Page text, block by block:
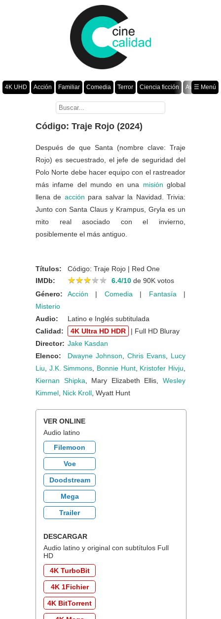
4K UHD Acción Familiar Comedia Terror Ciencia ficción
Aventura
Romance Fantasía Drama Animación Crimen
☰ Menú
Código: Traje Rojo (2024)
Después de que Santa (nombre clave: Traje
Rojo) es secuestrado, el jefe de seguridad del
Polo Norte debe hacer equipo con el rastreador
más infame del mundo en una misión global
llena de acción para salvar la Navidad. Trivia:
Junto con Santa Claus y Krampus, Gryla es un
mito real asociado con el invierno,
posiblemente el más antiguo.
Títulos:
Código: Traje Rojo | Red One
IMDb:
★★★★★
★★★★★ 6.4/10 de 90K votos
Género:
Acción | Comedia | Fantasía |
Misterio
Audio:
Latino e Inglés subtitulada
Calidad:
4K Ultra HD HDR
| Full HD Bluray
Director: Jake Kasdan
Elenco:
Dwayne Johnson Chris Evans
Lucy
Liu
J.K. Simmons Bonnie Hunt, Kristofer Hivju
Kiernan Shipka , Mary Elizabeth Ellis,Wesley
Kimmel Nick Kroll , Wyatt Hunt
VER ONLINE
Audio latino
Filemoon
Voe
Doodstream
Mega
Trailer
DESCARGAR
Audio latino y original con subtítulos Full
HD
4K TurboBit
4K 1Fichier
4K BitTorrent